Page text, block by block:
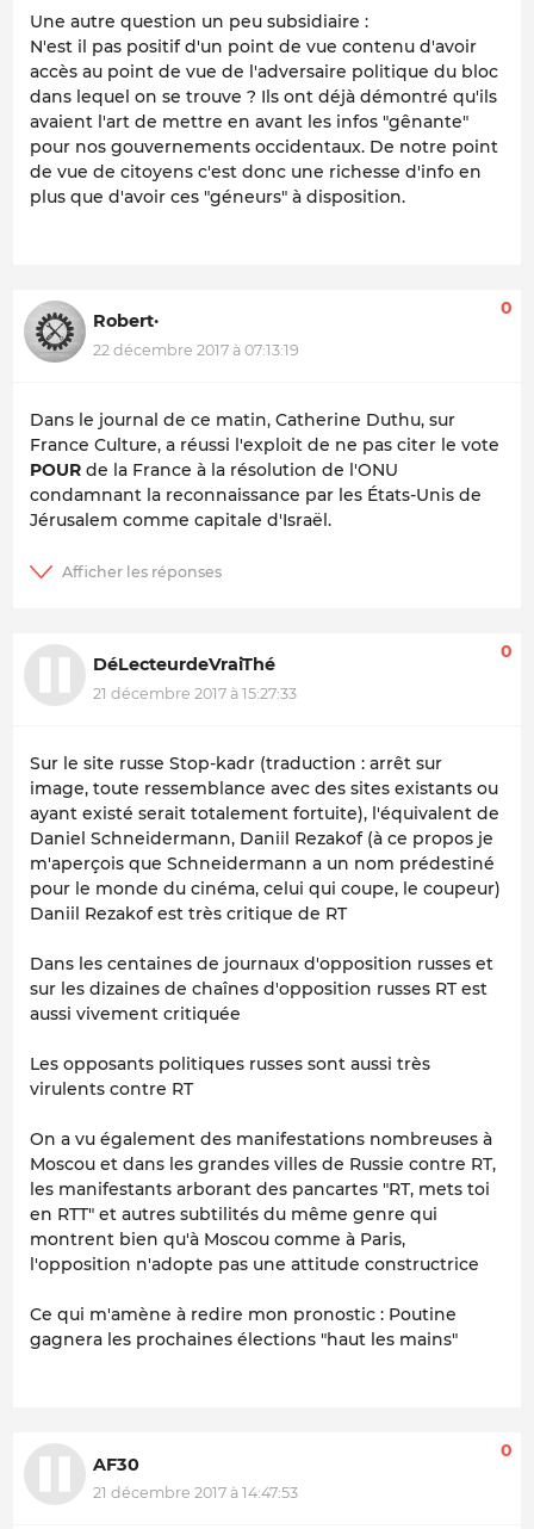
Une autre question un peu subsidiaire :
N'est il pas positif d'un point de vue contenu d'avoir
accès au point de vue de l'adversaire politique du bloc
dans lequel on se trouve ? Ils ont déjà démontré qu'ils
avaient l'art de mettre en avant les infos "gênante"
pour nos gouvernements occidentaux. De notre point
de vue de citoyens c'est donc une richesse d'info en
plus que d'avoir ces "géneurs" à disposition.
Robert·
22 décembre 2017 à 07:13:19
0
Dans le journal de ce matin, Catherine Duthu, sur
France Culture, a réussi l'exploit de ne pas citer le vote
POUR de la France à la résolution de l'ONU
condamnant la reconnaissance par les États-Unis de
Jérusalem comme capitale d'Israël.
DéLecteurdeVraiThé
21 décembre 2017 à 15:27:33
0
Sur le site russe Stop-kadr (traduction : arrêt sur
image, toute ressemblance avec des sites existants ou
ayant existé serait totalement fortuite), l'équivalent de
Daniel Schneidermann, Daniil Rezakof (à ce propos je
m'aperçois que Schneidermann a un nom prédestiné
pour le monde du cinéma, celui qui coupe, le coupeur)
Daniil Rezakof est très critique de RT
Dans les centaines de journaux d'opposition russes et
sur les dizaines de chaînes d'opposition russes RT est
aussi vivement critiquée
Les opposants politiques russes sont aussi très
virulents contre RT
On a vu également des manifestations nombreuses à
Moscou et dans les grandes villes de Russie contre RT,
les manifestants arborant des pancartes "RT, mets toi
en RTT" et autres subtilités du même genre qui
montrent bien qu'à Moscou comme à Paris,
l'opposition n'adopte pas une attitude constructrice
Ce qui m'amène à redire mon pronostic : Poutine
gagnera les prochaines élections "haut les mains"
AF30
21 décembre 2017 à 14:47:53
0